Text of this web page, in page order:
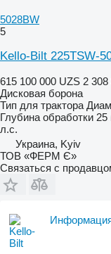
5028BW
5
Kello-Bilt 225TSW-
615 100 000 UZS 2 308
Дисковая борона
Тип для трактора
Глубина обработки
л.с.
Украина, Kyiv
ТОВ «ФЕРМ Є»
Связаться с